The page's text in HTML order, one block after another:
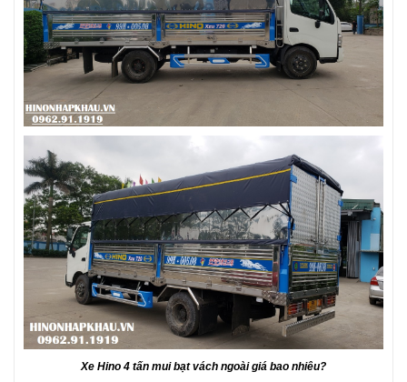
Xe Hino 4 tấn mui bạt vách ngoài giá bao nhiêu?